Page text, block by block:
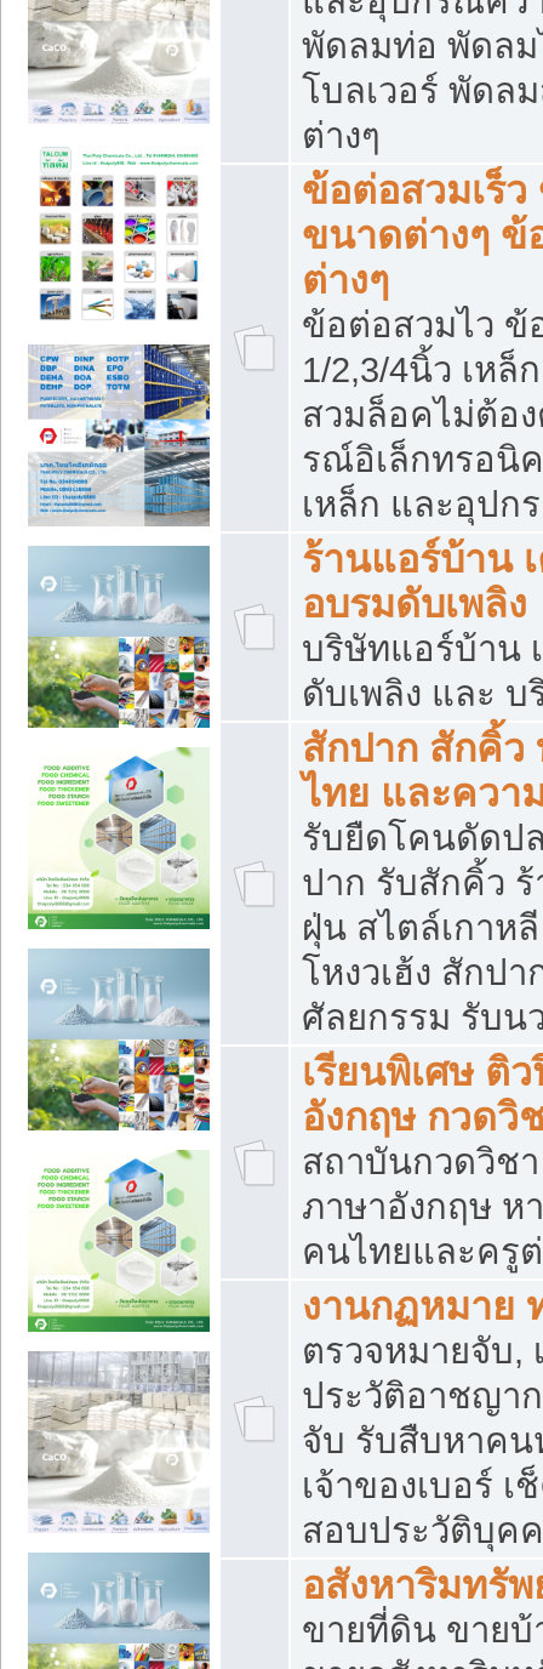
พัดลมท่อ พัดลม
โบลเวอร์ พัดล
ต่างๆ
ข้อต่อสวมเร็
ขนาดต่างๆ ข้
ต่างๆ
ข้อต่อสวมไว ข้
1/2,3/4นิ้ว เหล็
สวมล็อคไม่ต้อ
รณ์อิเล็กทรอนิ
เหล็ก และอุปก
ร้านแอร์บ้าน
อบรมดับเพลิง
บริษัทแอร์บ้าน
ดับเพลิง และ
สักปาก สักคิ้
ไทย และควา
รับยืดโคนดัดป
ปาก รับสักคิ้ว
ฝุ่น สไตล์เกาห
โหงวเฮ้ง สักป
ศัลยกรรม รับน
เรียนพิเศษ ติ
อังกฤษ กวดวิ
สถาบันกวดวิช
ภาษาอังกฤษ ห
คนไทยและครู
งานกฏหมาย
ตรวจหมายจับ,
ประวัติอาชญา
จับ รับสืบหาคน
เจ้าของเบอร์
สอบประวัติบุค
อสังหาริมทรัพ
ขายที่ดิน ขายบ้